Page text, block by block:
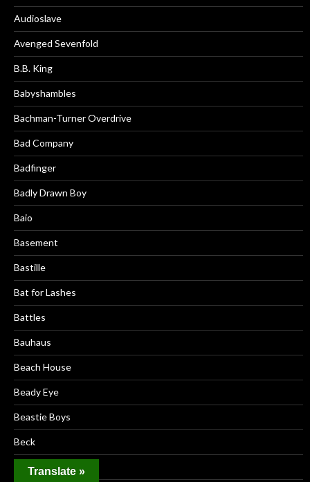
Audioslave
Avenged Sevenfold
B.B. King
Babyshambles
Bachman-Turner Overdrive
Bad Company
Badfinger
Badly Drawn Boy
Baio
Basement
Bastille
Bat for Lashes
Battles
Bauhaus
Beach House
Beady Eye
Beastie Boys
Beck
Bee Gees
Translate »